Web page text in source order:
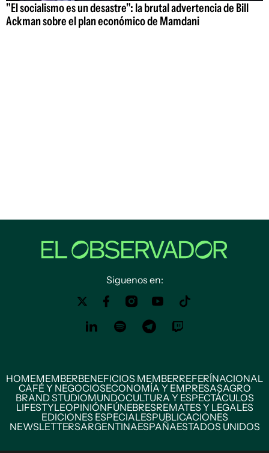
"El socialismo es un desastre": la brutal advertencia de Bill
Ackman sobre el plan económico de Mamdani
Siguenos en:
HOMEMEMBERBENEFICIOS MEMBERREFERÍNACIONAL
CAFÉ Y NEGOCIOSECONOMÍA Y EMPRESASAGRO
BRAND STUDIOMUNDOCULTURA Y ESPECTÁCULOS
LIFESTYLEOPINIÓNFÚNEBRESREMATES Y LEGALES
EDICIONES ESPECIALESPUBLICACIONES
NEWSLETTERSARGENTINAESPAÑAESTADOS UNIDOS